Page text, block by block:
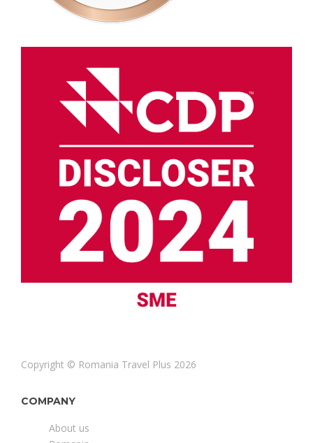
Copyright © Romania Travel Plus 2026
COMPANY
About us